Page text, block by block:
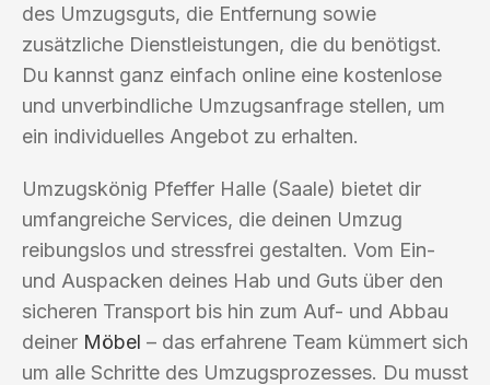
des Umzugsguts, die Entfernung sowie
zusätzliche Dienstleistungen, die du benötigst.
Du kannst ganz einfach online eine kostenlose
und unverbindliche Umzugsanfrage stellen, um
ein individuelles Angebot zu erhalten.
Umzugskönig Pfeffer Halle (Saale) bietet dir
umfangreiche Services, die deinen Umzug
reibungslos und stressfrei gestalten. Vom Ein-
und Auspacken deines Hab und Guts über den
sicheren Transport bis hin zum Auf- und Abbau
deiner Möbel – das erfahrene Team kümmert sich
um alle Schritte des Umzugsprozesses. Du musst